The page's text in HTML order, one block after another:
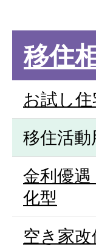
移住
お試し住
移住活
金利優
化型
空き家